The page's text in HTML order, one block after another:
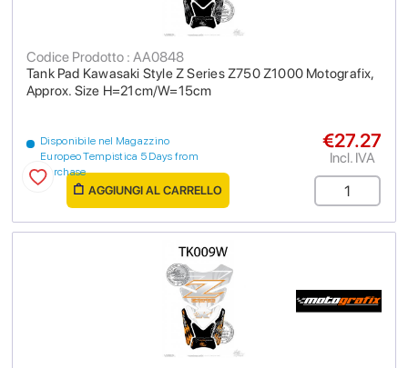
Tank Pad Kawasaki Style Z Series Z750 Z1000 Motografix,
Approx. Size H=21cm/W=15cm
Codice Prodotto : AA0848
Disponibile nel Magazzino
Europeo Tempistica 5 Days from
purchase
€27.27
Incl. IVA
AGGIUNGI AL CARRELLO